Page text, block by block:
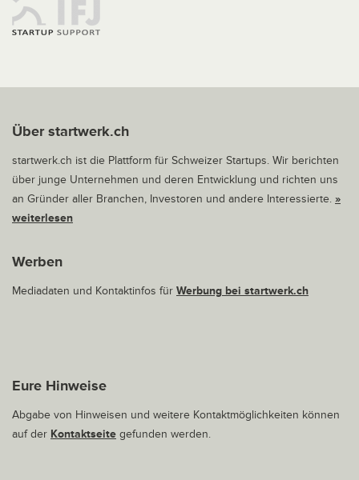
Über startwerk.ch
startwerk.ch ist die Plattform für Schweizer Startups. Wir berichten
über junge Unternehmen und deren Entwicklung und richten uns
an Gründer aller Branchen, Investoren und andere Interessierte. »
weiterlesen
Werben
Mediadaten und Kontaktinfos für Werbung bei startwerk.ch
Eure Hinweise
Abgabe von Hinweisen und weitere Kontaktmöglichkeiten können
auf der Kontaktseite gefunden werden.